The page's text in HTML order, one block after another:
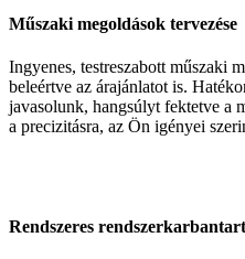
Műszaki megoldások tervezése
Ingyenes, testreszabott műszaki
beleértve az árajánlatot is.
javasolunk, hangsúlyt fektetve a
a precizitásra, az Ön igényei
Rendszeres